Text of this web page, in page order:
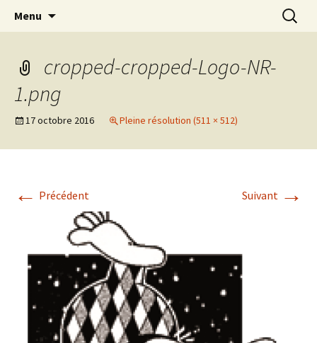
New Rancard
Association d’éducation populaire à Teillé
Menu
cropped-cropped-Logo-NR-
1.png
17 octobre 2016 Pleine résolution (511 × 512)
← Précédent Suivant →